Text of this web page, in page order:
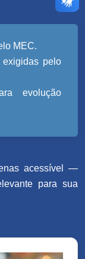
MEC.
exigidas pelo
evolução
acessível —
para sua